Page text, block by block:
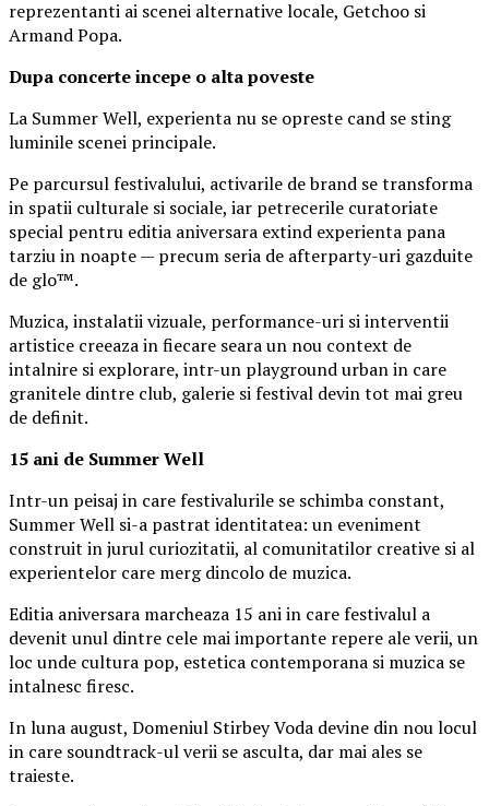
reprezentanti ai scenei alternative locale, Getchoo si
Armand Popa.
Dupa concerte incepe o alta poveste
La Summer Well, experienta nu se opreste cand se sting
luminile scenei principale.
Pe parcursul festivalului, activarile de brand se transforma
in spatii culturale si sociale, iar petrecerile curatoriate
special pentru editia aniversara extind experienta pana
tarziu in noapte — precum seria de afterparty-uri gazduite
de glo™.
Muzica, instalatii vizuale, performance-uri si interventii
artistice creeaza in fiecare seara un nou context de
intalnire si explorare, intr-un playground urban in care
granitele dintre club, galerie si festival devin tot mai greu
de definit.
15 ani de Summer Well
Intr-un peisaj in care festivalurile se schimba constant,
Summer Well si-a pastrat identitatea: un eveniment
construit in jurul curiozitatii, al comunitatilor creative si al
experientelor care merg dincolo de muzica.
Editia aniversara marcheaza 15 ani in care festivalul a
devenit unul dintre cele mai importante repere ale verii, un
loc unde cultura pop, estetica contemporana si muzica se
intalnesc firesc.
In luna august, Domeniul Stirbey Voda devine din nou locul
in care soundtrack-ul verii se asculta, dar mai ales se
traieste.